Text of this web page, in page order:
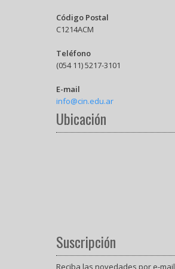
Código Postal
C1214ACM
Teléfono
(054 11) 5217-3101
E-mail
info@cin.edu.ar
Ubicación
Suscripción
Reciba las novedades por e-mail